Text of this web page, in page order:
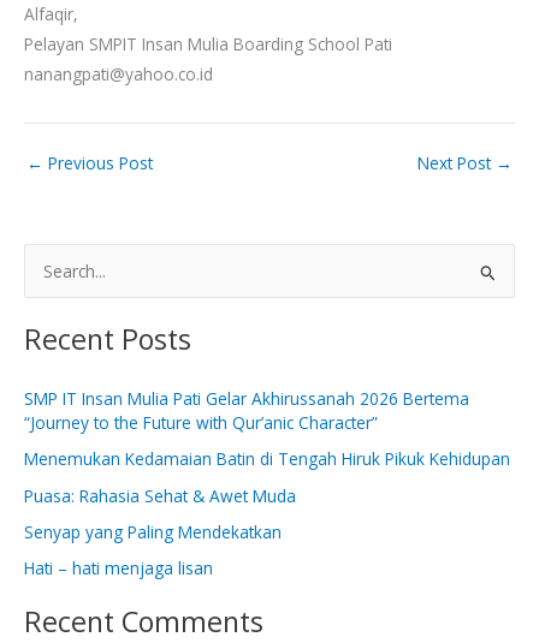
Alfaqir,
Pelayan SMPIT Insan Mulia Boarding School Pati
nanangpati@yahoo.co.id
← Previous Post Next Post →
a
c
h
f
o
r
:
Recent Posts
SMP IT Insan Mulia Pati Gelar Akhirussanah 2026 Bertema
“Journey to the Future with Qur’anic Character”
Menemukan Kedamaian Batin di Tengah Hiruk Pikuk Kehidupan
Puasa: Rahasia Sehat & Awet Muda
Senyap yang Paling Mendekatkan
Hati – hati menjaga lisan
Recent Comments